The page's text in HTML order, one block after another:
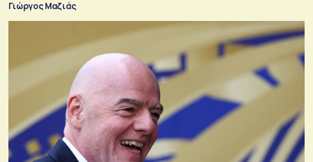
πολυετή σύγκρουση για τη συμφωνία της La Liga με το
επενδυτικό ταμείο CVC.
Γιώργος Μαζιάς